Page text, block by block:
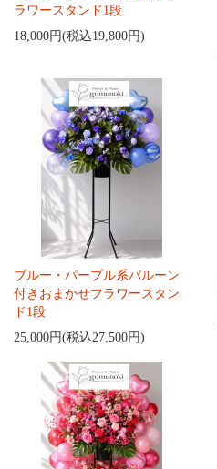
ラワースタンド1段
18,000円(税込19,800円)
ブルー・パープル系バルーン
付きおまかせフラワースタン
ド1段
25,000円(税込27,500円)